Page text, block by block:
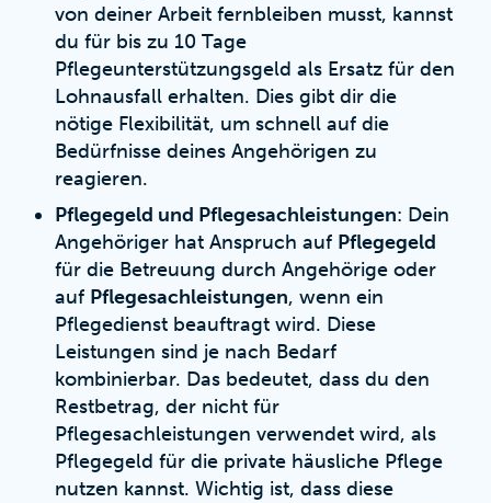
von deiner Arbeit fernbleiben musst, kannst
du für bis zu 10 Tage
Pflegeunterstützungsgeld als Ersatz für den
Lohnausfall erhalten. Dies gibt dir die
nötige Flexibilität, um schnell auf die
Bedürfnisse deines Angehörigen zu
reagieren.
Pflegegeld und Pflegesachleistungen: Dein
Angehöriger hat Anspruch auf Pflegegeld
für die Betreuung durch Angehörige oder
auf Pflegesachleistungen, wenn ein
Pflegedienst beauftragt wird. Diese
Leistungen sind je nach Bedarf
kombinierbar. Das bedeutet, dass du den
Restbetrag, der nicht für
Pflegesachleistungen verwendet wird, als
Pflegegeld für die private häusliche Pflege
nutzen kannst. Wichtig ist, dass diese